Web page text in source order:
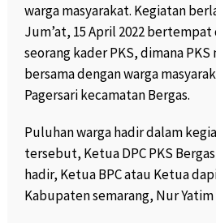
warga masyarakat. Kegiatan
Jum’at, 15 April 2022
seorang kader PKS, dimana
bersama dengan warga
Pagersari kecamatan Bergas.
Puluhan warga hadir dalam
tersebut, Ketua DPC PKS
hadir, Ketua BPC atau Ketua
Kabupaten semarang, Nur